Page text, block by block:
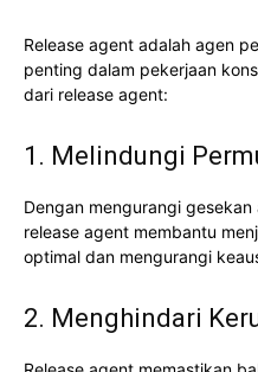
Release agent adalah agen
penting dalam pekerjaan
dari release agent:
1. Melindungi
Dengan mengurangi
release agent membantu
optimal dan mengurangi
2. Menghindari